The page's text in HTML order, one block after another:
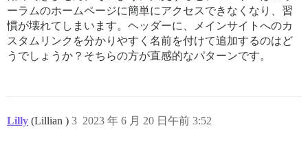
ーラムのホームページに簡単にアクセスできなくなり、習
慣が壊れてしまいます。ヘッダーに、メインサイトへのカ
スタムリンクを分かりやすく名前を付けて追加するのはど
うでしょうか？そちらの方が直感的なパターンです。
Lilly (Lillian ) 2023 年 6 月 20 日午前 3:52
3